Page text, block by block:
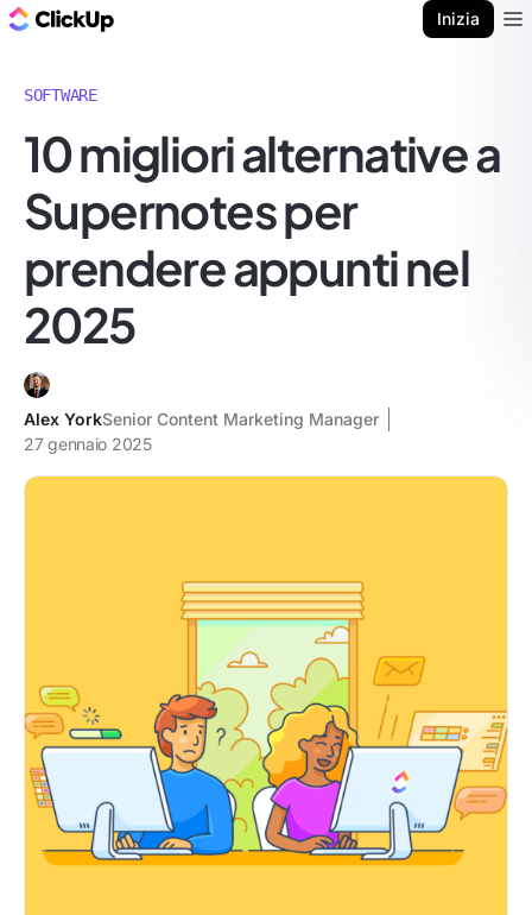
Inizia
SOFTWARE
10 migliori alternative a
Supernotes per
prendere appunti nel
2025
Alex YorkSenior Content Marketing Manager
27 gennaio 2025